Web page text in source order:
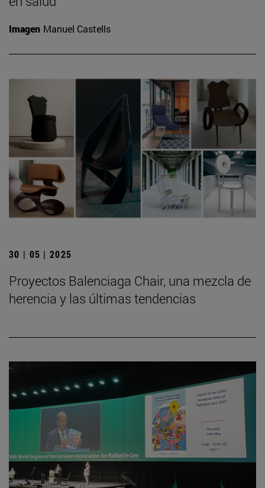
Imagen Manuel Castells
30 | 05 | 2025
Proyectos Balenciaga Chair, una mezcla de
herencia y las últimas tendencias